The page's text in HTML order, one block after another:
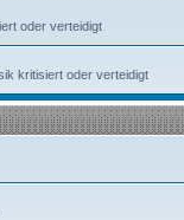
oder verteidigt
kritisiert oder verteidigt